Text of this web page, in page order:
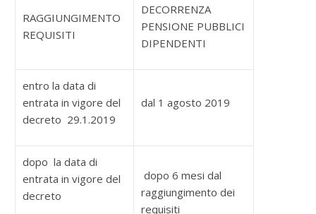
RAGGIUNGIMENTO
REQUISITI
DECORRENZA
PENSIONE PUBBLICI
DIPENDENTI
entro la data di
entrata in vigore del
decreto 29.1.2019
dal 1 agosto 2019
dopo la data di
entrata in vigore del
decreto
dopo 6 mesi dal
raggiungimento dei
requisiti